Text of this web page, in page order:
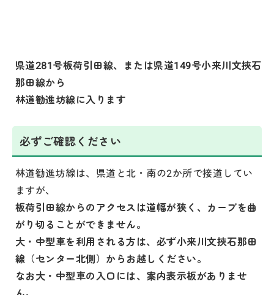
県道281号板荷引田線、または県道149号小来川文挾石
那田線から
林道勧進坊線に入ります
必ずご確認ください
林道勧進坊線は、県道と北・南の2か所で接道してい
ますが、
板荷引田線からのアクセスは道幅が狭く、カーブを曲
がり切ることができません。
大・中型車を利用される方は、必ず小来川文挾石那田
線（センター北側）からお越しください。
なお大・中型車の入口には、案内表示板がありませ